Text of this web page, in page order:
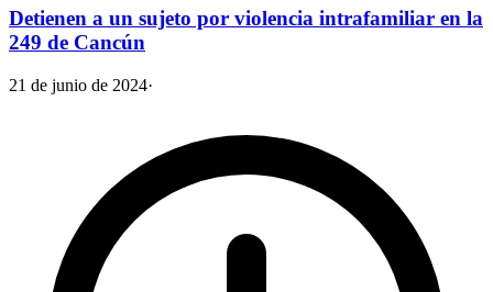
Detienen a un sujeto por violencia intrafamiliar en la
249 de Cancún
21 de junio de 2024·